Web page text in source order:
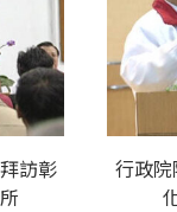
訪彰
行政